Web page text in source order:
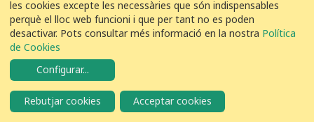
4Cogullada vulgar Galerida cristata
22 de agost de 2018
22/08/2018 19:30:00
EDAR Benavente -Gary Losada
les cookies excepte les necessàries que són indispensables
perquè el lloc web funcioni i que per tant no es poden
desactivar. Pots consultar més informació en la nostra Política
de Cookies
Configurar...
Rebutjar cookies Acceptar cookies